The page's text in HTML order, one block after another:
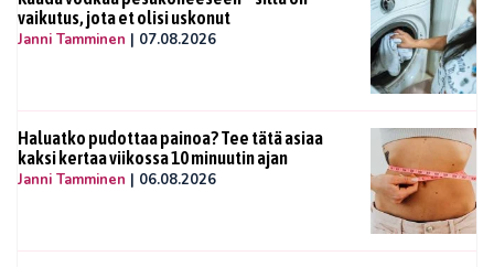
vaikutus, jota et olisi uskonut
Janni Tamminen | 07.08.2026
Haluatko pudottaa painoa? Tee tätä asiaa
kaksi kertaa viikossa 10 minuutin ajan
Janni Tamminen | 06.08.2026